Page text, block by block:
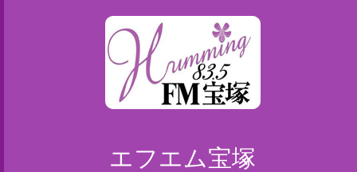
エフエム宝塚